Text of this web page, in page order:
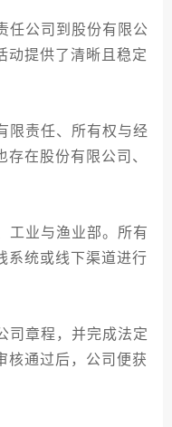
公司到股份有限公
动提供了清晰且稳定
责任、所有权与经
在股份有限公司、
业与渔业部。所有
系统或线下渠道进行
章程，并完成法定
核通过后，公司便获